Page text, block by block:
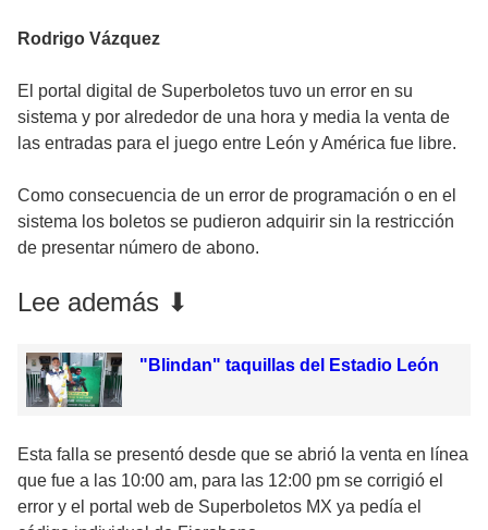
Rodrigo Vázquez
El portal digital de Superboletos tuvo un error en su
sistema y por alrededor de una hora y media la venta de
las entradas para el juego entre León y América fue libre.
Como consecuencia de un error de programación o en el
sistema los boletos se pudieron adquirir sin la restricción
de presentar número de abono.
Lee además ⬇
"Blindan" taquillas del Estadio León
Esta falla se presentó desde que se abrió la venta en línea
que fue a las 10:00 am, para las 12:00 pm se corrigió el
error y el portal web de Superboletos MX ya pedía el